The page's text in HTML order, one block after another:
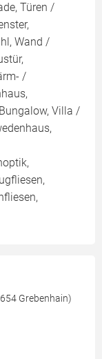
Türen /
Wand /
/
Villa /
Grebenhain)